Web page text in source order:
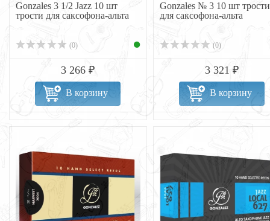
Gonzales 3 1/2 Jazz 10 шт
трости для саксофона-альта
(0)
3 266 ₽
В корзину
Gonzales № 3 10 шт трости
для саксофона-альта
(0)
3 321 ₽
В корзину